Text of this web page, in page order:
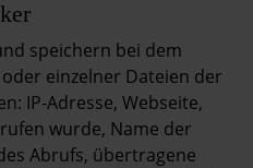
speichern bei dem
einzelner Dateien der
IP-Adresse, Webseite,
wurde, Name der
Abrufs, übertragene